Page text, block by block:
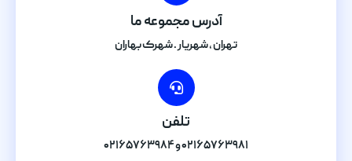
آدرس مجموعه ما
تهران , شهریار . شهرک بهاران
تلفن
۰۲۱۶۵۷۶۳۹۸۱ و ۰۲۱۶۵۷۶۳۹۸۴